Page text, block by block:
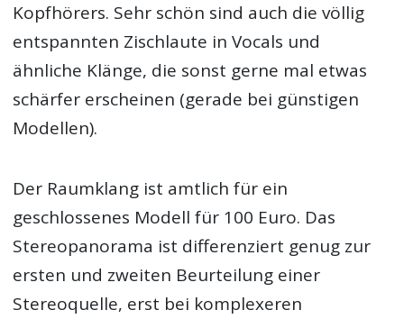
Kopfhörers. Sehr schön sind auch die völlig
entspannten Zischlaute in Vocals und
ähnliche Klänge, die sonst gerne mal etwas
schärfer erscheinen (gerade bei günstigen
Modellen).
Der Raumklang ist amtlich für ein
geschlossenes Modell für 100 Euro. Das
Stereopanorama ist differenziert genug zur
ersten und zweiten Beurteilung einer
Stereoquelle, erst bei komplexeren